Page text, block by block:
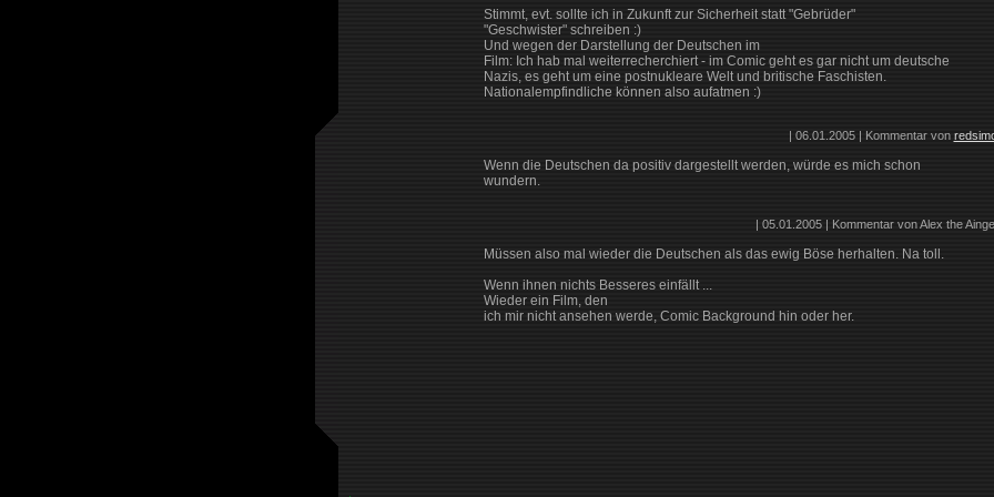
Stimmt, evt. sollte ich in Zukunft zur Sicherheit statt "Gebrüder"
"Geschwister" schreiben :)
Und wegen der Darstellung der Deutschen im
Film: Ich hab mal weiterrecherchiert - im Comic geht es gar nicht um deutsche
Nazis, es geht um eine postnukleare Welt und britische Faschisten.
Nationalempfindliche können also aufatmen :)
| 06.01.2005 | Kommentar von
Wenn die Deutschen da positiv dargestellt werden, würde es mich schon
wundern.
| 05.01.2005 | Kommentar von Alex the
Müssen also mal wieder die Deutschen als das ewig Böse herhalten. Na toll.
Wenn ihnen nichts Besseres einfällt ...
Wieder ein Film, den
ich mir nicht ansehen werde, Comic Background hin oder her.